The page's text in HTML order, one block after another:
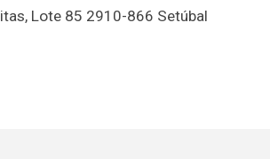
Lote 85 2910-866 Setúbal